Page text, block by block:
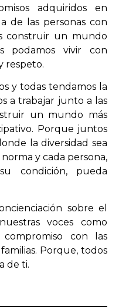
adquiridos en
de las personas con
construir un mundo
podamos vivir con
respeto.
y todas tendamos la
a trabajar junto a las
un mundo más
Porque juntos
la diversidad sea
y cada persona,
condición, pueda
sobre el
voces como
con las
Porque, todos
de ti.